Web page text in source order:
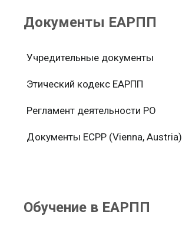
Документы ЕАРПП
Учредительные документы
Этический кодекс ЕАРПП
Регламент деятельности РО
Документы ЕСРР (Vienna, Austria)
Обучение в ЕАРПП